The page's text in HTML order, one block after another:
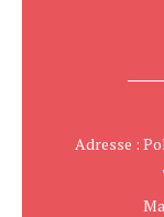
Adresse :